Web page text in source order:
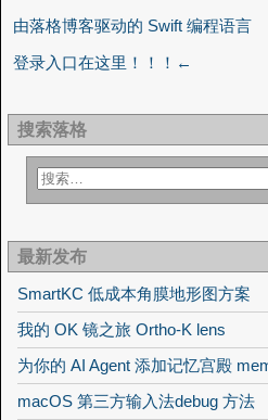
由落格博客驱动的 Swift 编程语言
登录入口在这里！！！←
搜索落格
最新发布
SmartKC 低成本角膜地形图方案
我的 OK 镜之旅 Ortho-K lens
为你的 AI Agent 添加记忆宫殿
macOS 第三方输入法debug 方法